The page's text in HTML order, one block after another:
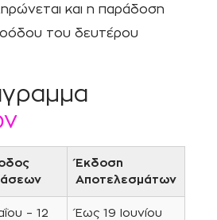
και η παράδοση
του δευτέρου
Έκδοση
Αποτελεσμάτων
– 12
Έως 19 Ιουνίου